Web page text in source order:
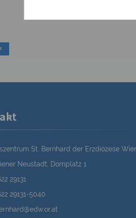
St. Bernhard der Erzdiözese
Neustadt, Domplatz 1
29131
29131-5040